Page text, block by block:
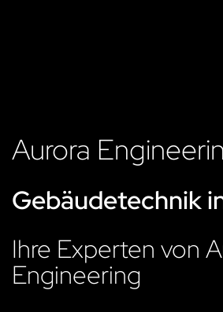
Aurora
Gebäudetechnik
Ihre Experten von
Engineering